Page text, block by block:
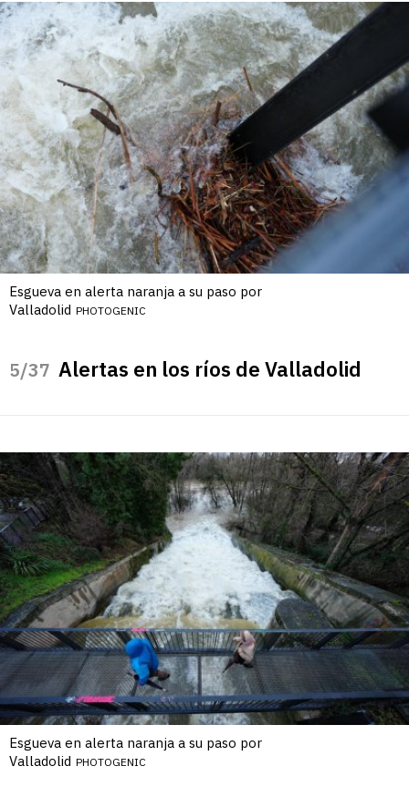
Esgueva en alerta naranja a su paso por
Valladolid PHOTOGENIC
/37 Alertas en los ríos de Valladolid
Esgueva en alerta naranja a su paso por
Valladolid PHOTOGENIC